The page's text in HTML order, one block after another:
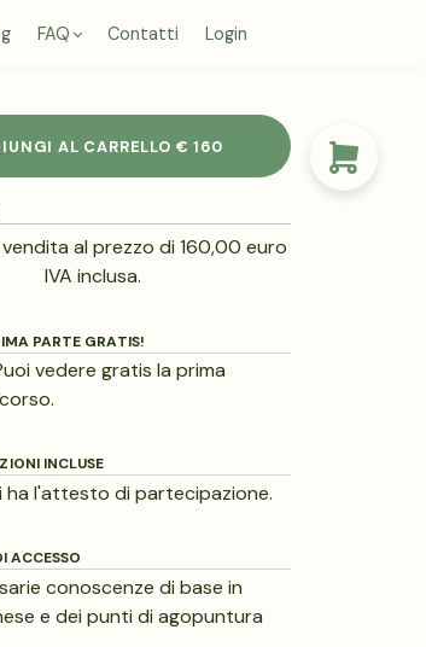
FAQ Contatti Login
AL CARRELLO € 160
al prezzo di 160,00 euro
IVA inclusa.
PARTE GRATIS!
vedere gratis la prima
INCLUSE
ha l'attesto di partecipazione.
ACCESSO
conoscenze di base in
e dei punti di agopuntura